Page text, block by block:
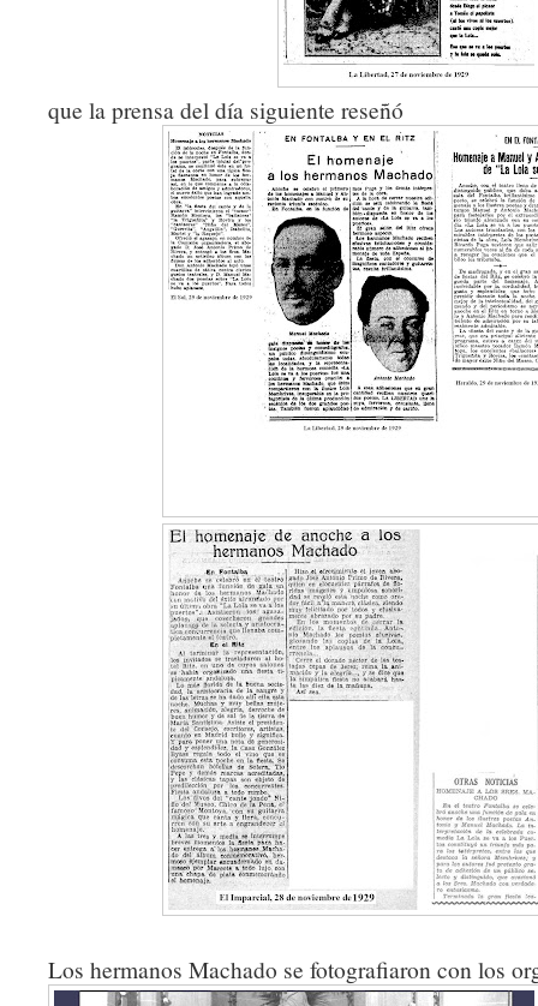
que la prensa del día siguiente reseñó
Los hermanos Machado se fotografiaron con los